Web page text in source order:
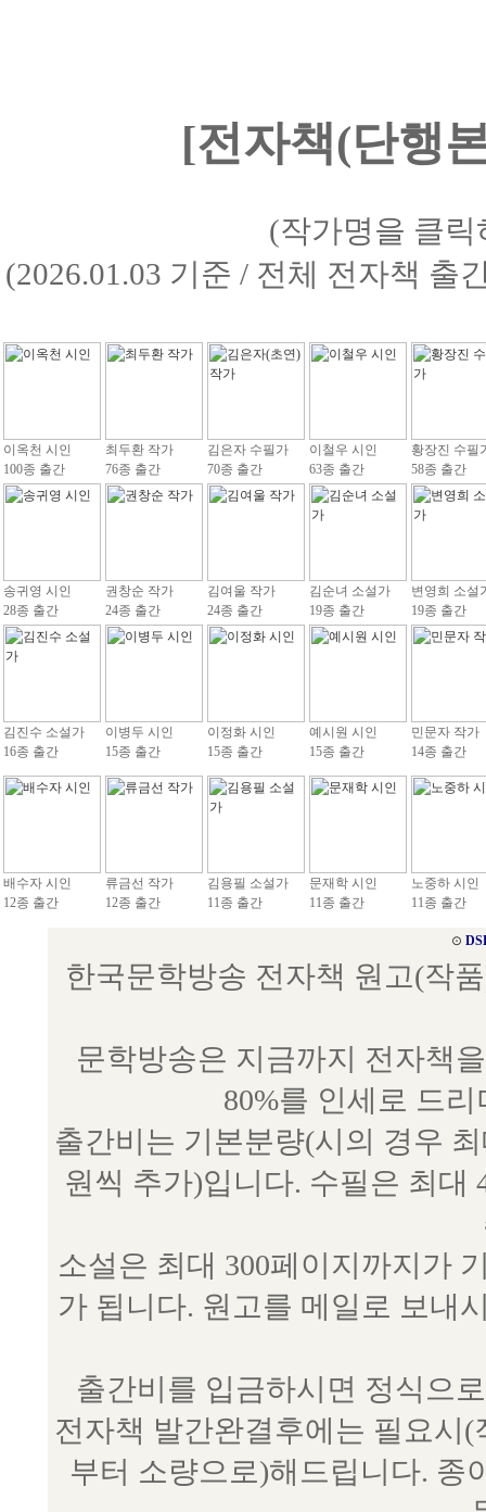
[전자책(단행
(작가명을 클
(2026.01.03 기준 / 전체 전자책 출
이옥천 시인
100종 출간
최두환 작가
76종 출간
김은자 수필가
70종 출간
이철우 시인
63종 출간
황장진 수필
58종 출간
송귀영 시인
28종 출간
권창순 작가
24종 출간
김여울 작가
24종 출간
김순녀 소설가
19종 출간
변영희 소설
19종 출간
김진수 소설가
16종 출간
이병두 시인
15종 출간
이정화 시인
15종 출간
예시원 시인
15종 출간
민문자 작가
14종 출간
배수자 시인
12종 출간
류금선 작가
12종 출간
김용필 소설가
11종 출간
문재학 시인
11종 출간
노중하 시인
11종 출간
⊙
한국문학방송 전자책 원고(작
문학방송은 지금까지 전자책
80%를 인세로 드
출간비는 기본분량(시의 경우
원씩 추가)입니다. 수필은 최대
소설은 최대 300페이지까지가
가 됩니다. 원고를 메일로 보내
출간비를 입금하시면 정식으
전자책 발간완결후에는 필요시
부터 소량으로)해드립니다. 종